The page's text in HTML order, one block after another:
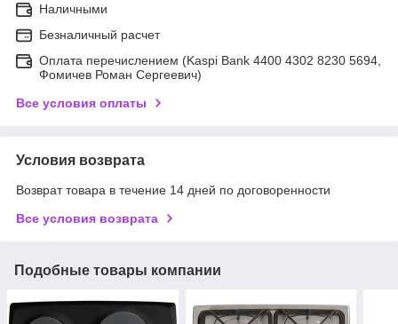
Наличными
Безналичный расчет
Оплата перечислением (Kaspi Bank 4400 4302 8230 5694,
Фомичев Роман Сергеевич)
Все условия оплаты
Условия возврата
Возврат товара в течение 14 дней по договоренности
Все условия возврата
Подобные товары компании